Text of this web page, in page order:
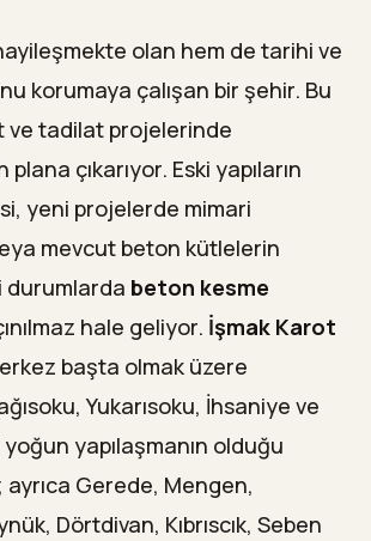
olan hem de tarihi ve
korumaya çalışan bir şehir. Bu
ve tadilat projelerinde
çıkarıyor. Eski yapıların
yeni projelerde mimari
mevcut beton kütlelerin
durumlarda beton kesme
hale geliyor. İşmak Karot
başta olmak üzere
Yukarısoku, İhsaniye ve
yapılaşmanın olduğu
Gerede, Mengen,
Dörtdivan, Kıbrıscık, Seben